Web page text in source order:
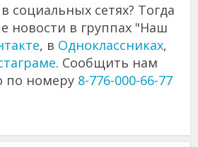
социальных сетях? Тогда
новости в группах "Наш
, в Одноклассниках,
. Сообщить нам
по номеру 8-776-000-66-77